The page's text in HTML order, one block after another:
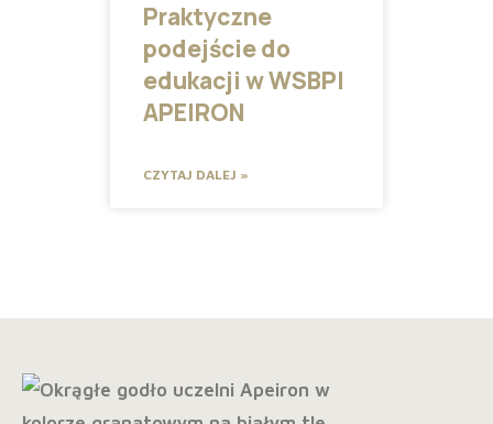
Praktyczne
podejście do
edukacji w WSBPI
APEIRON
CZYTAJ DALEJ »